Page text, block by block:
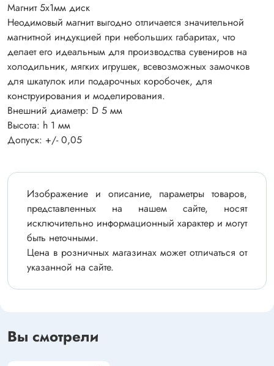
Магнит 5х1мм диск
Неодимовый магнит выгодно отличается значительной
магнитной индукцией при небольших габаритах, что
делает его идеальным для производства сувениров на
холодильник, мягких игрушек, всевозможных замочков
для шкатулок или подарочных коробочек, для
конструирования и моделирования.
Внешний диаметр: D 5 мм
Высота: h 1 мм
Допуск: +/- 0,05
Изображение и описание, параметры товаров,
представленных на нашем сайте, носят
исключительно информационный характер и могут
быть неточными.
Цена в розничных магазинах может отличаться от
указанной на сайте.
Вы смотрели